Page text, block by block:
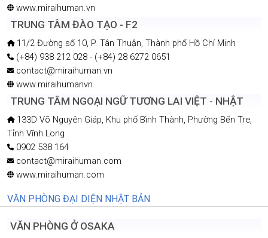
www.miraihuman.vn
TRUNG TÂM ĐÀO TẠO - F2
11/2 Đường số 10, P. Tân Thuận, Thành phố Hồ Chí Minh
(+84) 938 212 028 - (+84) 28 6272 0651
contact@miraihuman.vn
www.miraihumanvn
TRUNG TÂM NGOẠI NGỮ TƯƠNG LAI VIỆT - NHẬT
133D Võ Nguyên Giáp, Khu phố Bình Thành, Phường Bến Tre,
Tỉnh Vĩnh Long
0902 538 164
contact@miraihuman.com
www.miraihuman.com
VĂN PHÒNG ĐẠI DIỆN NHẬT BẢN
VĂN PHÒNG Ở OSAKA